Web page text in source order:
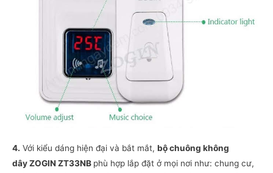
4. Với kiểu dáng hiện đại và bắt mắt, bộ chuông không
dây ZOGIN ZT33NB phù hợp lắp đặt ở mọi nơi như: chung cư,